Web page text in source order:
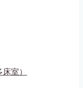
室）